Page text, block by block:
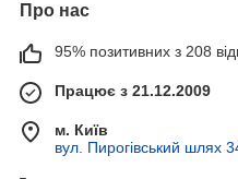
Про нас
95% позитивних з 208
Працює з 21.12.2009
м. Київ
вул. Пирогівський шлях